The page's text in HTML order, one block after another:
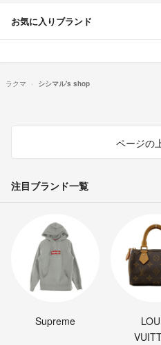
お気に入りブランド
ラクマ シシマル's shop
ページの
注目ブランド一覧
Supreme